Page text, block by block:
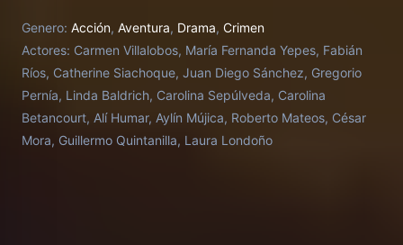
Genero: Acción, Aventura, Drama, Crimen
Actores: Carmen Villalobos, María Fernanda Yepes, Fabián
Ríos, Catherine Siachoque, Juan Diego Sánchez, Gregorio
Pernía, Linda Baldrich, Carolina Sepúlveda, Carolina
Betancourt, Alí Humar, Aylín Mújica, Roberto Mateos, César
Mora, Guillermo Quintanilla, Laura Londoño